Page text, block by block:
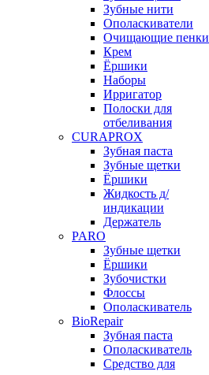
Зубные нити
Ополаскиватели
Очищающие пенки
Крем
Ёршики
Наборы
Ирригатор
Полоски для
отбеливания
CURAPROX
Зубная паста
Зубные щетки
Ёршики
Жидкость д/
индикации
Держатель
PARO
Зубные щетки
Ёршики
Зубочистки
Флоссы
Ополаскиватель
BioRepair
Зубная паста
Ополаскиватель
Средство для